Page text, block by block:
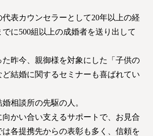
につい
表カウンセラーとして20年以上の経
に500組以上の成婚者を送り出して
昨今、親御様を対象にした「子供の
結婚に関するセミナーも喜ばれてい
相談所の先駆の人。
かい合い支えるサポートで、お見合
各提携先からの表彰も多く、信頼を